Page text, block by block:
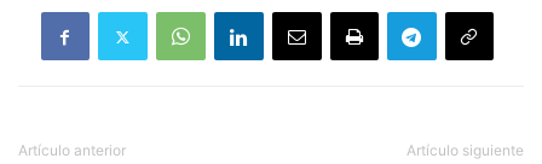
Artículo anterior Artículo siguiente